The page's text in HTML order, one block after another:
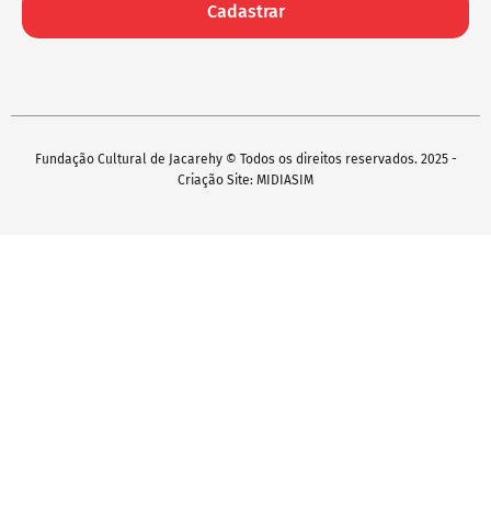
Cadastrar
Fundação Cultural de Jacarehy © Todos os direitos reservados. 2025 -
Criação Site: MIDIASIM